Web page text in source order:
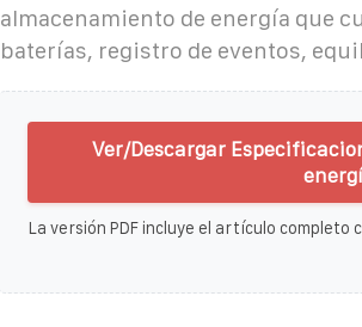
almacenamiento de energía que
baterías, registro de eventos,
Ver/Descargar
La versión PDF incluye el artículo